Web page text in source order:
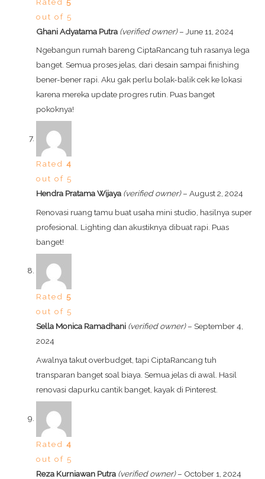
out of 5
Ghani Adyatama Putra (verified owner) – June 11, 2024
Ngebangun rumah bareng CiptaRancang tuh rasanya lega
banget. Semua proses jelas, dari desain sampai finishing
bener-bener rapi. Aku gak perlu bolak-balik cek ke lokasi
karena mereka update progres rutin. Puas banget
pokoknya!
Rated4
out of 5
Hendra Pratama Wijaya (verified owner) – August 2, 2024
Renovasi ruang tamu buat usaha mini studio, hasilnya super
profesional. Lighting dan akustiknya dibuat rapi. Puas
banget!
Rated5
out of 5
Sella Monica Ramadhani (verified owner) – September 4,
2024
Awalnya takut overbudget, tapi CiptaRancang tuh
transparan banget soal biaya. Semua jelas di awal. Hasil
renovasi dapurku cantik banget, kayak di Pinterest.
Rated4
out of 5
Reza Kurniawan Putra (verified owner) – October 1, 2024